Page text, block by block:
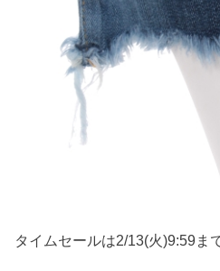
タイムセールは2/13(火)9:59ま